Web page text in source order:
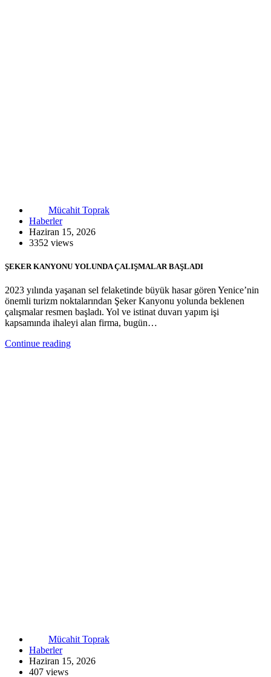
Mücahit Toprak
Haberler
Haziran 15, 2026
3352 views
ŞEKER KANYONU YOLUNDA ÇALIŞMALAR BAŞLADI
2023 yılında yaşanan sel felaketinde büyük hasar gören Yenice’nin
önemli turizm noktalarından Şeker Kanyonu yolunda beklenen
çalışmalar resmen başladı. Yol ve istinat duvarı yapım işi
kapsamında ihaleyi alan firma, bugün…
Continue reading
Mücahit Toprak
Haberler
Haziran 15, 2026
407 views